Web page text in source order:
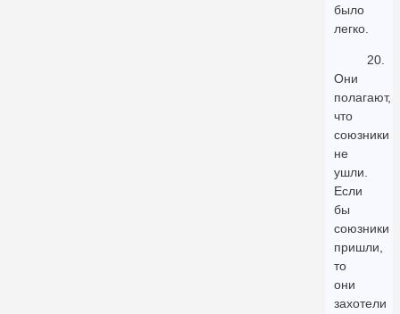
было
легко.
20.
Они
полагают,
что
союзники
не
ушли.
Если
бы
союзники
пришли,
то
они
захотели